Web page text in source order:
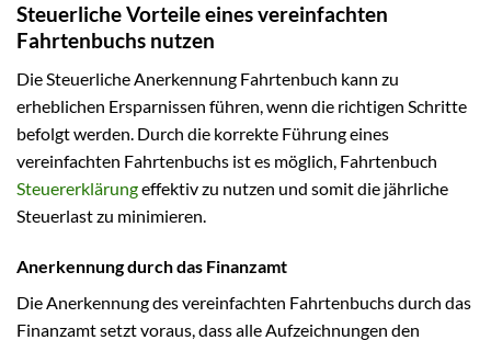
Steuerliche Vorteile eines vereinfachten
Fahrtenbuchs nutzen
Die Steuerliche Anerkennung Fahrtenbuch kann zu
erheblichen Ersparnissen führen, wenn die richtigen Schritte
befolgt werden. Durch die korrekte Führung eines
vereinfachten Fahrtenbuchs ist es möglich, Fahrtenbuch
Steuererklärungeffektiv zu nutzen und somit die jährliche
Steuerlast zu minimieren.
Anerkennung durch das Finanzamt
Die Anerkennung des vereinfachten Fahrtenbuchs durch das
Finanzamt setzt voraus, dass alle Aufzeichnungen den